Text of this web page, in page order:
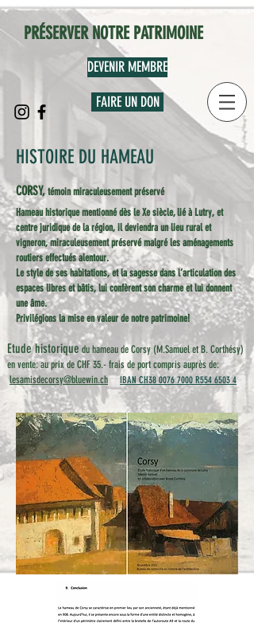
PRÉSERVER NOTRE PATRIMOINE
DEVENIR MEMBRE
FAIRE UN DON
HISTOIRE DU HAMEAU
CORSY, témoin miraculeusement préservé
Hameau historique mentionné dès le Xe siècle, lié à Lutry, et
centre juridique de la région, il deviendra un lieu rural et
vigneron, miraculeusement préservé malgré les aménagements
routiers effectués alentour.
Le style de ses habitations, et la sagesse dans l’articulation des
espaces libres et bâtis, lui confèrent son charme et lui donnent
une âme.
Privilégions la mise en valeur de notre patrimoine!
Etude historique du hameau de Corsy (M.Samuel et B. Corthésy)
en vente: au prix de CHF35.- frais de port compris auprès de:
lesamisdecorsy@bluewin.ch
IBAN CH38 0076 7000 R554 6503 4